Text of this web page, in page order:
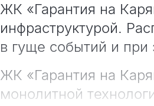
ЖК «Гарантия на
инфраструктурой.
в гуще событий и
ЖК «Гарантия на
монолитной